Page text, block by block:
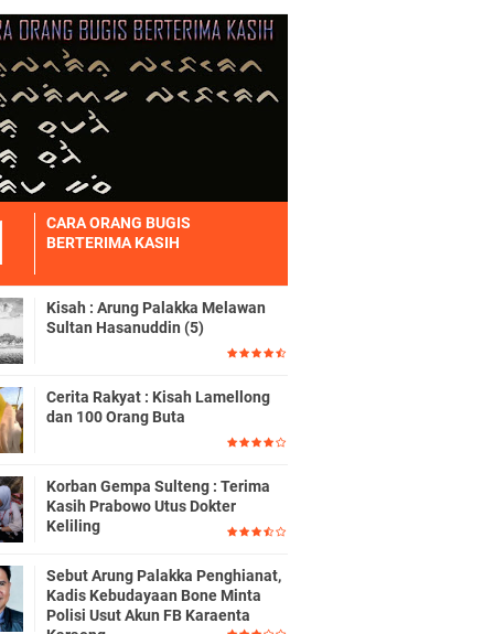
CARA ORANG BUGIS
BERTERIMA KASIH
Kisah : Arung Palakka Melawan
Sultan Hasanuddin (5)
Cerita Rakyat : Kisah Lamellong
dan 100 Orang Buta
Korban Gempa Sulteng : Terima
Kasih Prabowo Utus Dokter
Keliling
Sebut Arung Palakka Penghianat,
Kadis Kebudayaan Bone Minta
Polisi Usut Akun FB Karaenta